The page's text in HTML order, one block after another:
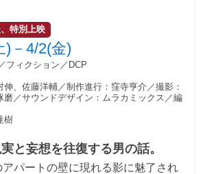
、特別上映
)－4/2(金)
フィクション／DCP
、佐藤洋輔／制作進行：窪寺亨介／撮影：
磨／サウンドデザイン：ムラカミックス／編
樹
と妄想を往復する男の話。
パートの壁に現れる影に魅了され